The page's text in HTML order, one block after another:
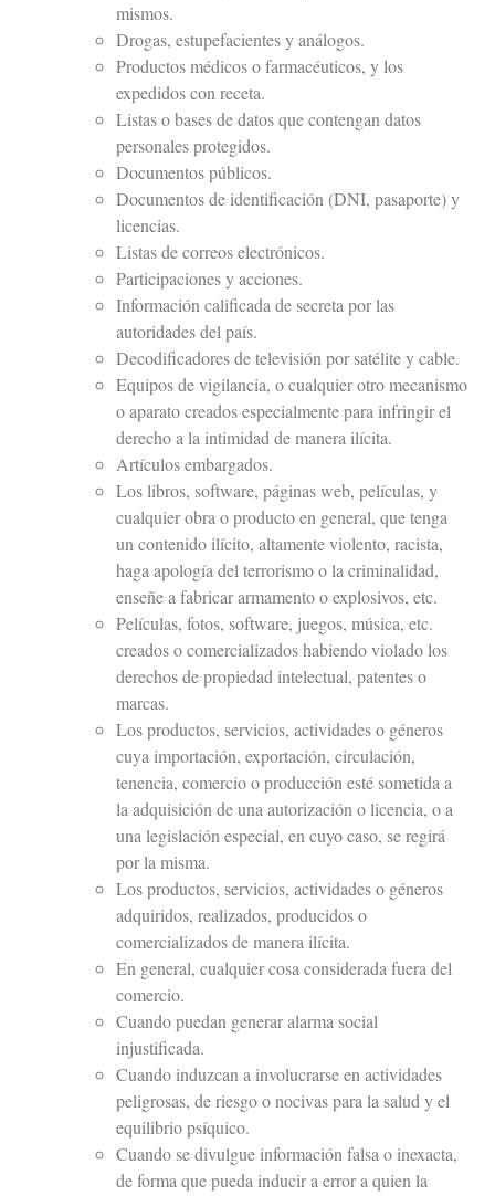
mismos.
Drogas, estupefacientes y análogos.
Productos médicos o farmacéuticos, y los
expedidos con receta.
Listas o bases de datos que contengan datos
personales protegidos.
Documentos públicos.
Documentos de identificación (DNI, pasaporte) y
licencias.
Listas de correos electrónicos.
Participaciones y acciones.
Información calificada de secreta por las
autoridades del país.
Decodificadores de televisión por satélite y cable.
Equipos de vigilancia, o cualquier otro mecanismo
o aparato creados especialmente para infringir el
derecho a la intimidad de manera ilícita.
Artículos embargados.
Los libros, software, páginas web, películas, y
cualquier obra o producto en general, que tenga
un contenido ilícito, altamente violento, racista,
haga apología del terrorismo o la criminalidad,
enseñe a fabricar armamento o explosivos, etc.
Películas, fotos, software, juegos, música, etc.
creados o comercializados habiendo violado los
derechos de propiedad intelectual, patentes o
marcas.
Los productos, servicios, actividades o géneros
cuya importación, exportación, circulación,
tenencia, comercio o producción esté sometida a
la adquisición de una autorización o licencia, o a
una legislación especial, en cuyo caso, se regirá
por la misma.
Los productos, servicios, actividades o géneros
adquiridos, realizados, producidos o
comercializados de manera ilícita.
En general, cualquier cosa considerada fuera del
comercio.
Cuando puedan generar alarma social
injustificada.
Cuando induzcan a involucrarse en actividades
peligrosas, de riesgo o nocivas para la salud y el
equilibrio psíquico.
Cuando se divulgue información falsa o inexacta,
de forma que pueda inducir a error a quien la